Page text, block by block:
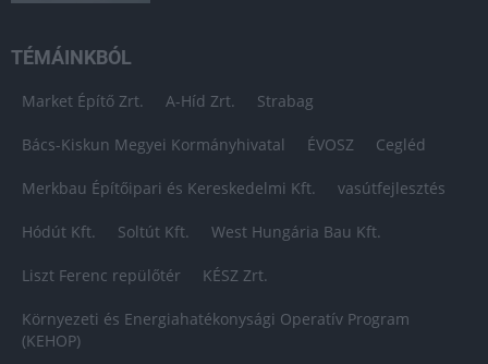
TÉMÁINKBÓL
Market Építő Zrt. A-Híd Zrt. Strabag
Bács-Kiskun Megyei Kormányhivatal ÉVOSZ Cegléd
Merkbau Építőipari és Kereskedelmi Kft. vasútfejlesztés
Hódút Kft. Soltút Kft. West Hungária Bau Kft.
Liszt Ferenc repülőtér KÉSZ Zrt.
Környezeti és Energiahatékonysági Operatív Program
(KEHOP)